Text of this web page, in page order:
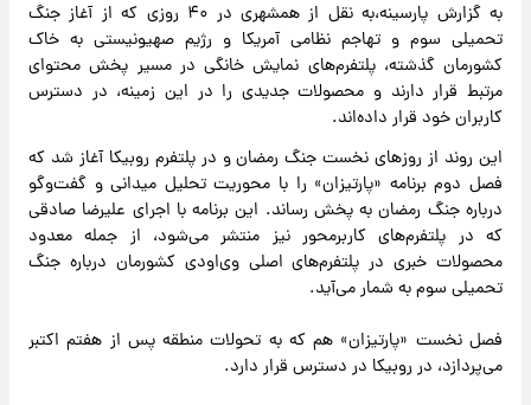
به گزارش پارسینه،به نقل از همشهری در ۴۰ روزی که از آغاز جنگ
تحمیلی سوم و تهاجم نظامی آمریکا و رژیم صهیونیستی به خاک
کشورمان گذشته، پلتفرم‌های نمایش خانگی در مسیر پخش محتوای
مرتبط قرار دارند و محصولات جدیدی را در این زمینه، در دسترس
کاربران خود قرار داده‌اند.
این روند از روزهای نخست جنگ رمضان و در پلتفرم روبیکا آغاز شد که
فصل دوم برنامه «پارتیزان» را با محوریت تحلیل میدانی و گفت‌وگو
درباره جنگ رمضان به پخش رساند. این برنامه با اجرای علیرضا صادقی
که در پلتفرم‌های کاربرمحور نیز منتشر می‌شود، از جمله معدود
محصولات خبری در پلتفرم‌های اصلی وی‌اودی کشورمان درباره جنگ
تحمیلی سوم به شمار می‌آید.
فصل نخست «پارتیزان» هم که به تحولات منطقه پس از هفتم اکتبر
می‌پردازد، در روبیکا در دسترس قرار دارد.